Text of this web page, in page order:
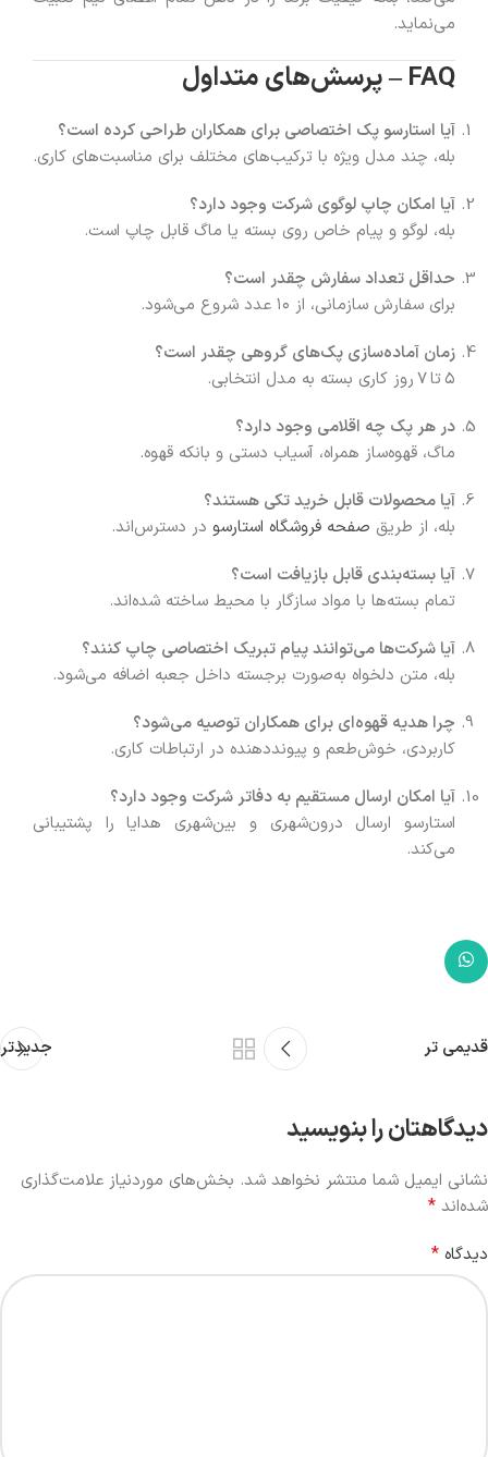
می‌نماید.
FAQ – پرسش‌های متداول
آیا استارسو پک اختصاصی برای همکاران طراحی کرده است؟
بله، چند مدل ویژه با ترکیب‌های مختلف برای مناسبت‌های کاری.
آیا امکان چاپ لوگوی شرکت وجود دارد؟
بله، لوگو و پیام خاص روی بسته یا ماگ قابل چاپ است.
حداقل تعداد سفارش چقدر است؟
برای سفارش سازمانی، از ۱۰ عدد شروع می‌شود.
زمان آماده‌سازی پک‌های گروهی چقدر است؟
۵ تا ۷ روز کاری بسته به مدل انتخابی.
در هر پک چه اقلامی وجود دارد؟
ماگ، قهوه‌ساز همراه، آسیاب دستی و بانکه قهوه.
آیا محصولات قابل خرید تکی هستند؟
بله، از طریق صفحه فروشگاه استارسو در دسترس‌اند.
آیا بسته‌بندی قابل بازیافت است؟
تمام بسته‌ها با مواد سازگار با محیط ساخته شده‌اند.
آیا شرکت‌ها می‌توانند پیام تبریک اختصاصی چاپ کنند؟
بله، متن دلخواه به‌صورت برجسته داخل جعبه اضافه می‌شود.
چرا هدیه قهوه‌ای برای همکاران توصیه می‌شود؟
کاربردی، خوش‌طعم و پیونددهنده در ارتباطات کاری.
آیا امکان ارسال مستقیم به دفاتر شرکت وجود دارد؟
استارسو ارسال درون‌شهری و بین‌شهری هدایا را پشتیبانی
می‌کند.
جدیدتر قدیمی تر
دیدگاهتان را بنویسید
نشانی ایمیل شما منتشر نخواهد شد. بخش‌های موردنیاز علامت‌گذاری
شده‌اند *
دیدگاه *